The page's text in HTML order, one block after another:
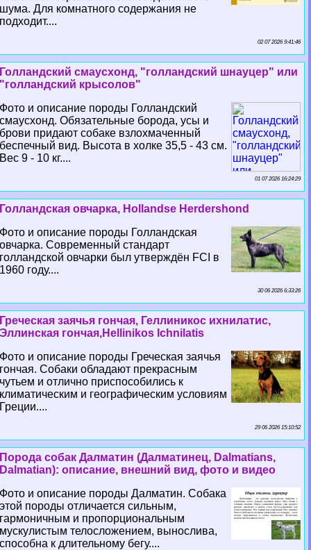
шума. Для комнатного содержания не
подходит....
02 07 2026 9:41:46
Голландский смаусхонд, "голландский шнауцер" или
"голландский крысолов"
Фото и описание породы Голландский
смаусхонд. Обязательные борода, усы и
брови придают собаке взлохмаченный
беспечный вид. Высота в холке 35,5 - 43 см.
Вес 9 - 10 кг....
01 07 2026 16:24:29
Голландская овчарка, Hollandse Herdershond
Фото и описание породы Голландская
овчарка. Современный стандарт
голландской овчарки был утверждён FCI в
1960 году....
30 06 2026 6:33:26
Греческая заячья гончая, Геллиникос ихнилатис,
Эллинская гончая,Hellinikos Ichnilatis
Фото и описание породы Греческая заячья
гончая. Собаки обладают прекрасным
чутьем и отлично приспособились к
климатическим и географическим условиям
Греции....
29 06 2026 15:10:52
Порода собак Далматин (Далматинец, Dalmatians,
Dalmatian): описание, внешний вид, фото и видео
Фото и описание породы Далматин. Собака
этой породы отличается сильным,
гармоничным и пропорциональным
мускулистым телосложением, вынослива,
способна к длительному бегу....